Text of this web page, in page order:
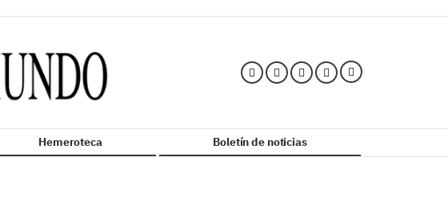
Hemeroteca Boletín de noticias